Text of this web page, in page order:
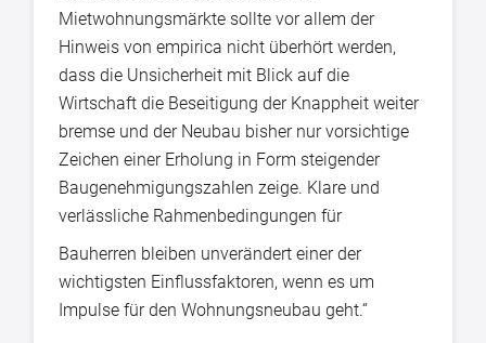
Mietwohnungsmärkte sollte vor allem der
Hinweis von empirica nicht überhört werden,
dass die Unsicherheit mit Blick auf die
Wirtschaft die Beseitigung der Knappheit weiter
bremse und der Neubau bisher nur vorsichtige
Zeichen einer Erholung in Form steigender
Baugenehmigungszahlen zeige. Klare und
verlässliche Rahmenbedingungen für
Bauherren bleiben unverändert einer der
wichtigsten Einflussfaktoren, wenn es um
Impulse für den Wohnungsneubau geht.“